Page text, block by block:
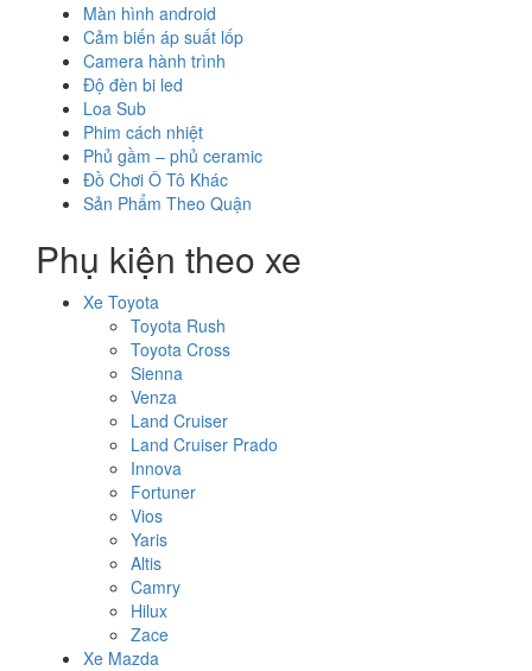
Màn hình android
Cảm biến áp suất lốp
Camera hành trình
Độ đèn bi led
Loa Sub
Phim cách nhiệt
Phủ gầm – phủ ceramic
Đồ Chơi Ô Tô Khác
Sản Phẩm Theo Quận
Phụ kiện theo xe
Xe Toyota
Toyota Rush
Toyota Cross
Sienna
Venza
Land Cruiser
Land Cruiser Prado
Innova
Fortuner
Vios
Yaris
Altis
Camry
Hilux
Zace
Xe Mazda